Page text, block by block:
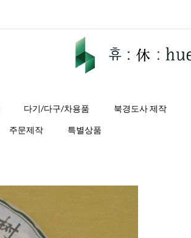
다기/다구/차용품 북경도사 제작
주문제작 특별상품